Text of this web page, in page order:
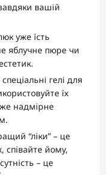
вашій
уже їсть
яблучне пюре чи
гелі для
їх
надмірне
“ліки” – це
йому,
– це